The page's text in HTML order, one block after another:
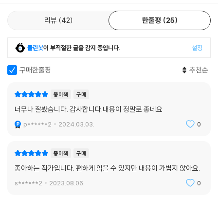
신의 증상에 대해 대수롭지 않게 여긴다. 원래 임신을 하면 담력이 커지는
걸까. 그는 몸 여기저기가 아프고, 걱정으로 벌벌 떨며 아무것도 할 수가 없
“아직 감염됐다고 보기에는 어려울 듯한데……. 그보다 열이나 피로감도
아직 없잖아?”
야스히코가 진지하게 호소하자, 아내는 작게 코웃음을 흘렸다.
“그럼 난 이제 출근할 테니까 우미히코 좀 부탁해. 뭐 필요한 건 없어?”
“요강이 필요해. 화장실에 갈 때마다 잠수복 입는 게 너무 귀찮아서.”
“그게 있어야 그 패션이 완성될 거 아니야.”
야스히코는 발끈했지만, 일부러 대꾸하지는 않았다. 만약 지금 아내의 심
기를 거슬렸다간 더욱 생활이 불편해질지도 모른다.
리뷰 42 한줄평 25
클린봇이 부적절한 글을 감지 중입니다. 설정
구매한줄평 추천순
종이책 구매
너무나 잘봤습니다. 감사합니다.내용이 정말로 좋네요
p******2 2024.03.03. 0
종이책 구매
좋아하는 작가입니다. 편하게 읽을 수 있지만 내용이 가볍지 않아요.
s******2 2023.08.06. 0